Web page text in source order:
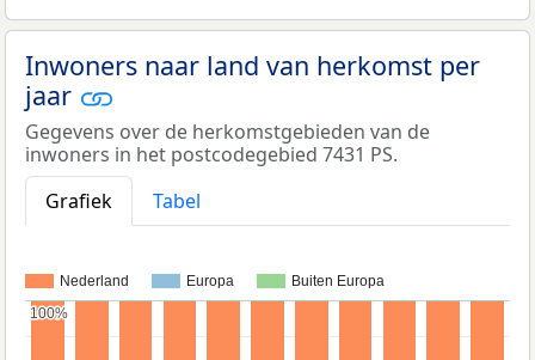
Inwoners naar land van herkomst per
jaar
Gegevens over de herkomstgebieden van de
inwoners in het postcodegebied 7431 PS.
Grafiek
Tabel
Nederland Europa Buiten Europa
100%
100%